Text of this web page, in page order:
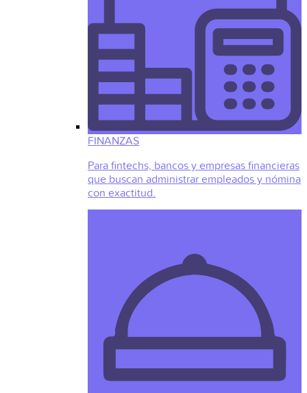
FINANZAS
Para fintechs, bancos y empresas financieras
que buscan administrar empleados y nómina
con exactitud.